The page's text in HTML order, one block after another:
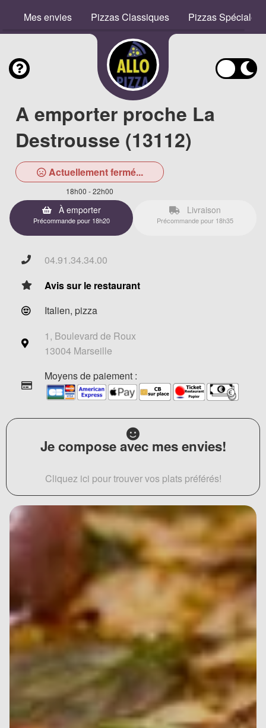
Mes envies Pizzas Classiques Pizzas Spéciales
A emporter proche La
Destrousse (13112)
Actuellement fermé...
18h00 - 22h00
À emporter
Précommande pour 18h20
Livraison
Précommande pour 18h35
04.91.34.34.00
Avis sur le restaurant
Italien, pizza
1, Boulevard de Roux
13004 Marseille
Moyens de paiement :
Je compose avec mes envies!
Cliquez ici pour trouver vos plats préférés!